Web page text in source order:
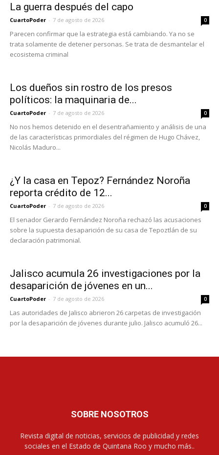
La guerra después del capo
CuartoPoder - 7 de agosto de 2026 0
Parecen confirmar que la estrategia está cambiando. Ya no se
trata solamente de detener personas. Se trata de desmantelar el
ecosistema criminal
Los dueños sin rostro de los presos
políticos: la maquinaria de...
CuartoPoder - 7 de agosto de 2026 0
No nos hemos detenido en el desentrañamiento y análisis de una
de las características primordiales del régimen de Hugo Chávez,
Nicolás Maduro...
¿Y la casa en Tepoz? Fernández Noroña
reporta crédito de 12...
CuartoPoder - 7 de agosto de 2026 0
El senador Gerardo Fernández Noroña rechazó las acusaciones
sobre la supuesta desaparición de su casa de Tepoztlán de su
declaración patrimonial.
Jalisco acumula 26 investigaciones por la
desaparición de jóvenes en un...
CuartoPoder - 7 de agosto de 2026 0
Las autoridades de Jalisco abrieron 26 carpetas de investigación
por la desaparición de jóvenes durante julio. Jalisco acumuló 26...
SOBRE NOSOTROS
Revista digital de noticias, servicios de publicidad y redes
sociales en el Estado de Quintana Roo y mucho más..